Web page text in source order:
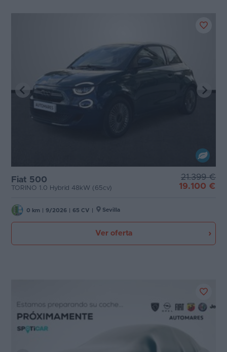
Fiat 500
TORINO 1.0 Hybrid 48kW (65cv)
21.399 €
19.100 €
0 km 9/2026 65 CV Sevilla
Ver oferta